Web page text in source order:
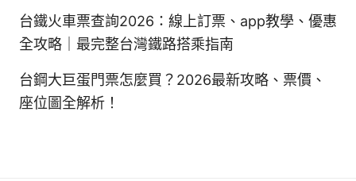
台鐵火車票查詢2026：線上訂票、app教學、優惠
全攻略｜最完整台灣鐵路搭乘指南
台鋼大巨蛋門票怎麼買？2026最新攻略、票價、
座位圖全解析！